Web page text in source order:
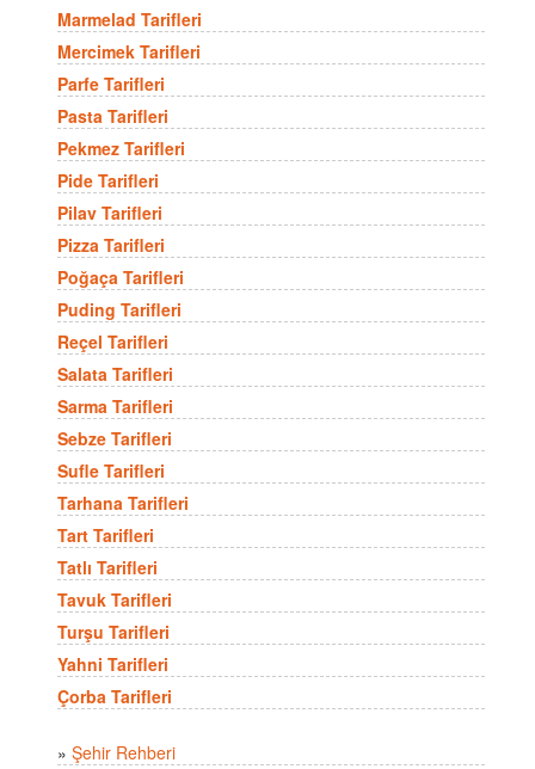
Marmelad Tarifleri
Mercimek Tarifleri
Parfe Tarifleri
Pasta Tarifleri
Pekmez Tarifleri
Pide Tarifleri
Pilav Tarifleri
Pizza Tarifleri
Poğaça Tarifleri
Puding Tarifleri
Reçel Tarifleri
Salata Tarifleri
Sarma Tarifleri
Sebze Tarifleri
Sufle Tarifleri
Tarhana Tarifleri
Tart Tarifleri
Tatlı Tarifleri
Tavuk Tarifleri
Turşu Tarifleri
Yahni Tarifleri
Çorba Tarifleri
» Şehir Rehberi